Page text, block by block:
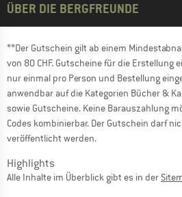
ÜBER DIE BERGFREUNDE
**Der Gutschein gilt ab einem
von 80 CHF. Gutscheine für die Erstellung
nur einmal pro Person und Bestellung
anwendbar auf die Kategorien Bücher &
sowie Gutscheine. Keine Barauszahlung
Codes kombinierbar. Der Gutschein darf
veröffentlicht werden.
Highlights
Alle Inhalte im Überblick gibt es in der